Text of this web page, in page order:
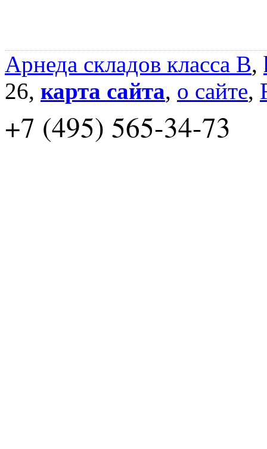
Арнеда складов класса B,
26, карта сайта, о сайте,
+7 (495) 565-34-73